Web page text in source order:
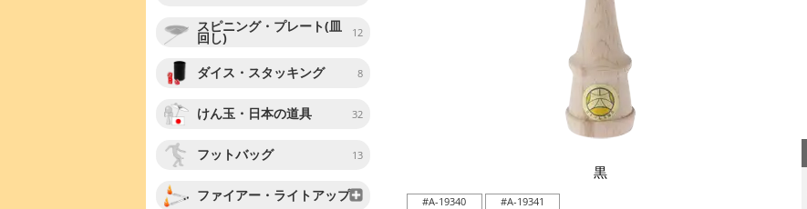
スピニング・プレート(皿
回し) 12
ダイス・スタッキング 8
けん玉・日本の道具 32
フットバッグ 13
ファイアー・ライトアップ
黒
#A-19340 #A-19341